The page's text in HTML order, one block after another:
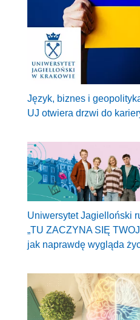
Język, biznes i
UJ otwiera drzwi do
Uniwersytet Jagielloński
„TU ZACZYNA SIĘ
jak naprawdę wygląda